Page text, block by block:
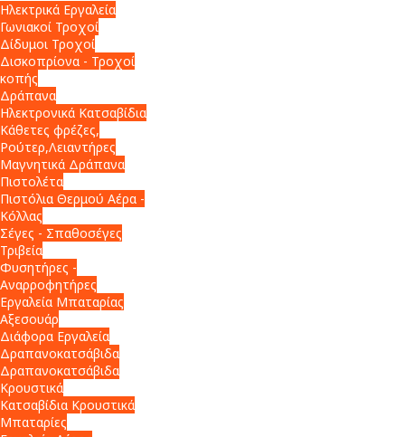
Ηλεκτρικά Εργαλεία
Γωνιακοί Τροχοί
Δίδυμοι Τροχοί
Δισκοπρίονα - Τροχοί
κοπής
Δράπανα
Ηλεκτρονικά Κατσαβίδια
Κάθετες φρέζες,
Ρούτερ,Λειαντήρες
Μαγνητικά Δράπανα
Πιστολέτα
Πιστόλια Θερμού Αέρα -
Κόλλας
Σέγες - Σπαθοσέγες
Τριβεία
Φυσητήρες -
Αναρροφητήρες
Εργαλεία Μπαταρίας
Αξεσουάρ
Διάφορα Εργαλεία
Δραπανοκατσάβιδα
Δραπανοκατσάβιδα
Κρουστικά
Κατσαβίδια Κρουστικά
Μπαταρίες